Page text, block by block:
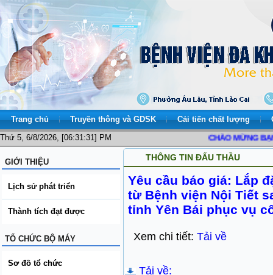
Trang chủ Truyền thông và GDSK Cải tiến chất lượng
Thứ 5, 6/8/2026, [06:31:31] PM
CHÀO MỪNG BẠN
GIỚI THIỆU
Lịch sử phát triển
Thành tích đạt được
TỔ CHỨC BỘ MÁY
Sơ đồ tổ chức
THÔNG TIN ĐẤU THẦU
Yêu cầu báo giá: Lắp
từ Bệnh viện Nội Tiết
tỉnh Yên Bái phục vụ
Xem chi tiết: Tải về
Tải về: